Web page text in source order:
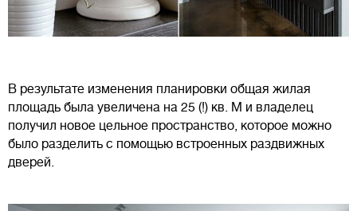
В результате изменения планировки общая жилая
площадь была увеличена на 25 (!) кв. М и владелец
получил новое цельное пространство, которое можно
было разделить с помощью встроенных раздвижных
дверей.